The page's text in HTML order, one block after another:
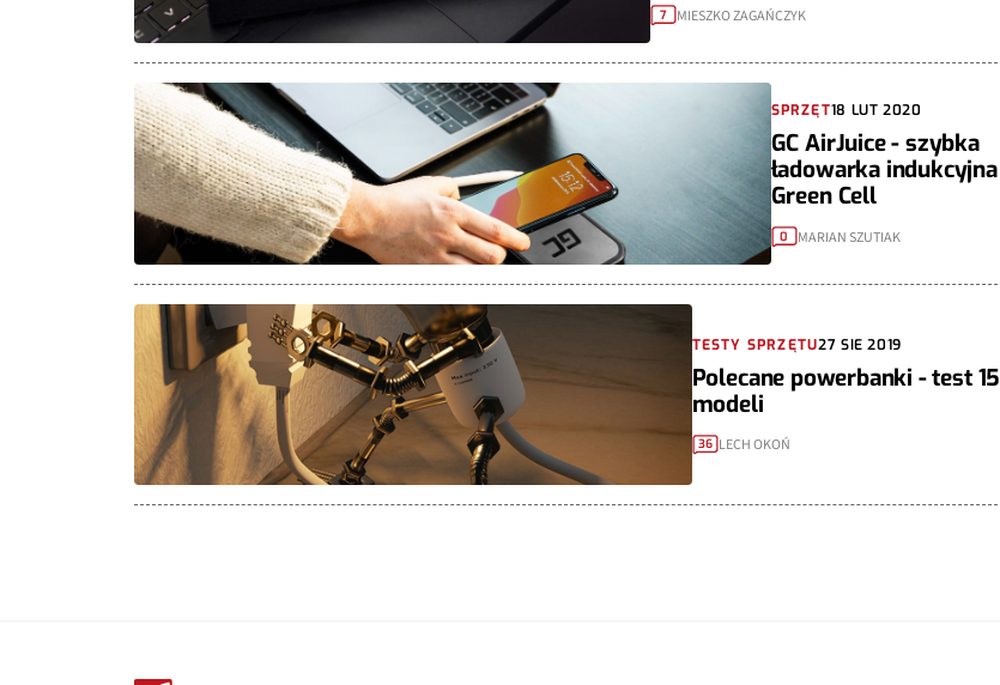
7 MIESZKO ZAGAŃCZYK
SPRZĘT18 LUT 2020
GC AirJuice - szybka
ładowarka indukcyjna
Green Cell
0 MARIAN SZUTIAK
TESTY SPRZĘTU27 SIE 2019
Polecane powerbanki - test 15
modeli
36 LECH OKOŃ